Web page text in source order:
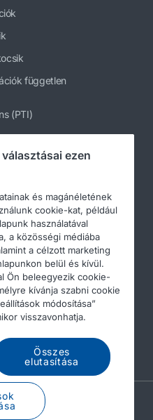
független
(PTI)
Privacy statement
A DAF és a cookie-k
Report
ezen
és magánéletének
cookie-kat, például
használatával
a közösségi médiába
a célzott marketing
belül és kívül.
Ön beleegyezik cookie-
kívánja szabni cookie
módosítása”
visszavonhatja.
Összes
elutasítása